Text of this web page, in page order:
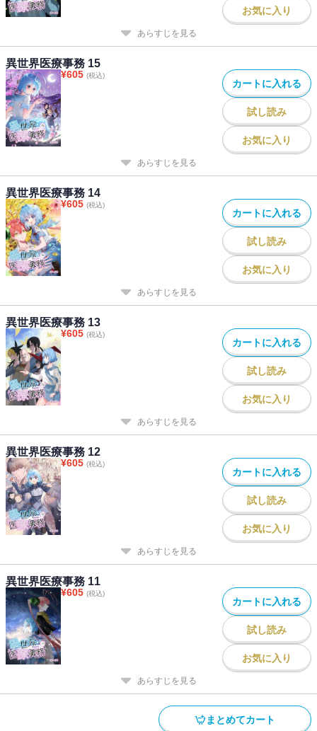
お気に入り
あらすじを見る
異世界医療事務 15
¥605 (税込)
カートに入れる
試し読み
お気に入り
あらすじを見る
異世界医療事務 14
¥605 (税込)
カートに入れる
試し読み
お気に入り
あらすじを見る
異世界医療事務 13
¥605 (税込)
カートに入れる
試し読み
お気に入り
あらすじを見る
異世界医療事務 12
¥605 (税込)
カートに入れる
試し読み
お気に入り
あらすじを見る
異世界医療事務 11
¥605 (税込)
カートに入れる
試し読み
お気に入り
あらすじを見る
まとめてカート